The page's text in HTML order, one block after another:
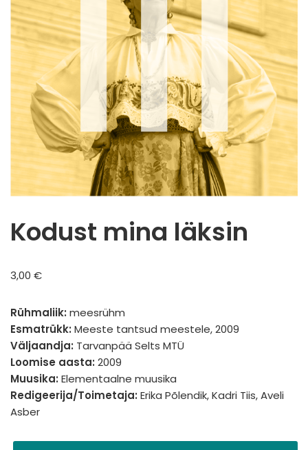
Kodust mina läksin
3,00 €
Rühmaliik: meesrühm
Esmatrükk: Meeste tantsud meestele, 2009
Väljaandja: Tarvanpää Selts MTÜ
Loomise aasta: 2009
Muusika: Elementaalne muusika
Redigeerija/Toimetaja: Erika Põlendik, Kadri Tiis, Aveli
Asber